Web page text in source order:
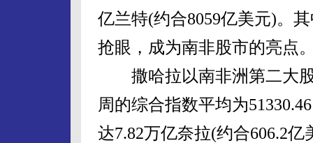
亿兰特(约合8059亿美元)。
抢眼，成为南非股市的亮点
撒哈拉以南非洲第二大股
周的综合指数平均为
达7.82万亿奈拉(约合606.2